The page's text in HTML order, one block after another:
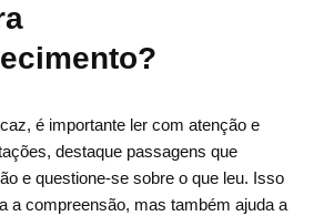
é importante ler com atenção e
destaque passagens que
e questione-se sobre o que leu. Isso
a compreensão, mas também ajuda a